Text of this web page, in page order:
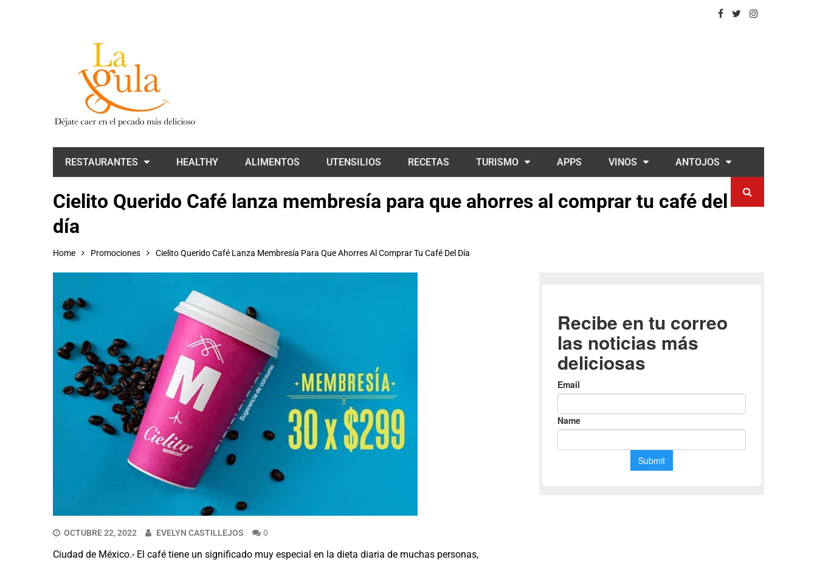
RESTAURANTES HEALTHY ALIMENTOS UTENSILIOS RECETAS TURISMO APPS VINOS ANTOJOS
Cielito Querido Café lanza membresía para que ahorres al comprar tu café del
día
Home Promociones Cielito Querido Café Lanza Membresía Para Que Ahorres Al Comprar Tu Café Del Día
OCTUBRE 22, 2022 EVELYN CASTILLEJOS 0
Ciudad de México.- El café tiene un significado muy especial en la dieta diaria de muchas personas,